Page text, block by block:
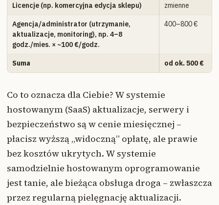
Licencje (np. komercyjna edycja sklepu) zmienne
Agencja/administrator (utrzymanie,
aktualizacje, monitoring), np. 4–8
godz./mies. × ~100 €/godz.
400–800 €
Suma od ok. 500 €
Co to oznacza dla Ciebie? W systemie
hostowanym (SaaS) aktualizacje, serwery i
bezpieczeństwo są w cenie miesięcznej –
płacisz wyższą „widoczną” opłatę, ale prawie
bez kosztów ukrytych. W systemie
samodzielnie hostowanym oprogramowanie
jest tanie, ale bieżąca obsługa droga – zwłaszcza
przez regularną pielęgnację aktualizacji.